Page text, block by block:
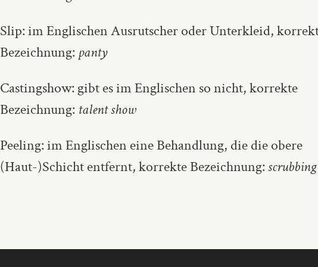
Slip: im Englischen Ausrutscher oder Unterkleid,
Bezeichnung: panty
Castingshow: gibt es im Englischen so nicht, korrekte
Bezeichnung: talent show
Peeling: im Englischen eine Behandlung, die die obere
(Haut-)Schichtentfernt, korrekte Bezeichnung:scrubbing